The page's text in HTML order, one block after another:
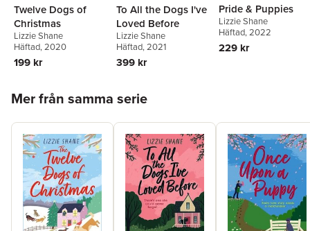
Twelve Dogs of
Christmas
Lizzie Shane
Häftad, 2020
199 kr
To All the Dogs I've
Loved Before
Lizzie Shane
Häftad, 2021
399 kr
Pride & Puppies
Lizzie Shane
Häftad, 2022
229 kr
Mer från samma serie